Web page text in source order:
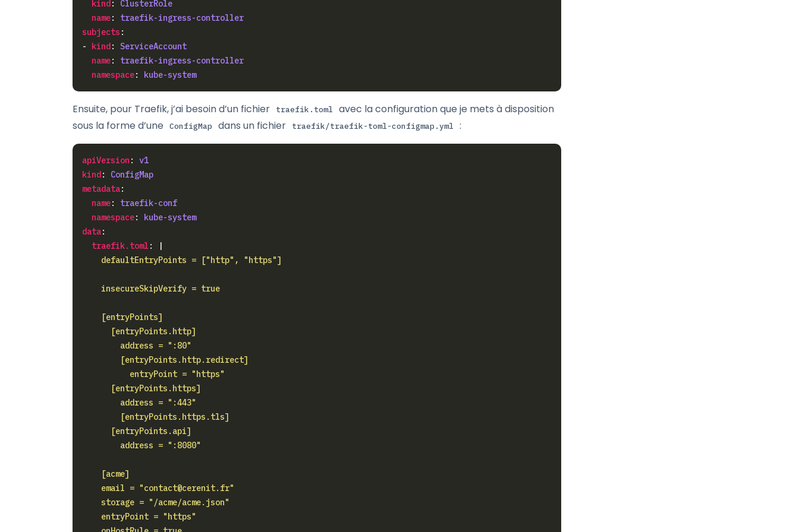
kind: ClusterRole
name: traefik-ingress-controller
subjects
- kind: ServiceAccount
name: traefik-ingress-controller
namespace: kube-system
Ensuite, pour Traefik, j’ai besoin d’un fichier traefik.toml
avec la configuration que je mets à disposition
sous la forme d’une
ConfigMap dans un fichier traefik/traefik-toml-configmap.yml :
apiVersion : v1
kind: ConfigMap
metadata
name: traefik-conf
namespace: kube-system
data
traefik.toml : |